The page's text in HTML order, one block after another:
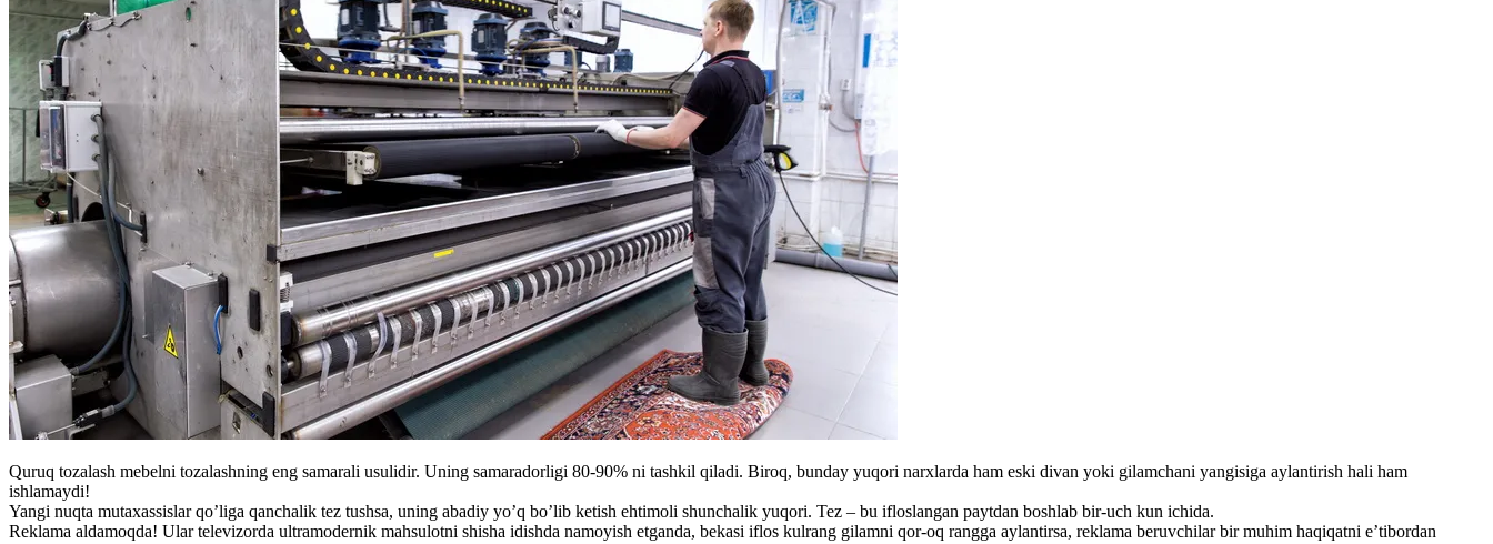
Quruq tozalash mebelni tozalashning eng samarali usulidir. Uning samaradorligi 80-90% ni tashkil qiladi. Biroq, bunday yuqori narxlarda ham eski divan yoki gilamchani yangisiga aylantirish hali ham
ishlamaydi!
Yangi nuqta mutaxassislar qo’liga qanchalik tez tushsa, uning abadiy yo’q bo’lib ketish ehtimoli shunchalik yuqori. Tez – bu ifloslangan paytdan boshlab bir-uch kun ichida.
Reklama aldamoqda! Ular televizorda ultramodernik mahsulotni shisha idishda namoyish etganda, bekasi iflos kulrang gilamni qor-oq rangga aylantirsa, reklama beruvchilar bir muhim haqiqatni e’tibordan